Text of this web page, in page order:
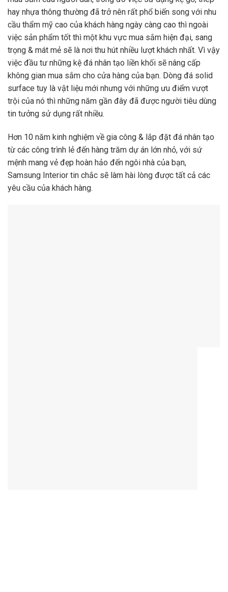
hay nhựa thông thường đã trở nên rất phổ biến song với nhu
cầu thẩm mỹ cao của khách hàng ngày càng cao thì ngoài
việc sản phẩm tốt thì một khu vực mua sắm hiện đại, sang
trọng & mát mẻ sẽ là nơi thu hút nhiều lượt khách nhất. Vì vậy
việc đầu tư những kệ đá nhân tạo liền khối sẽ nâng cấp
không gian mua sắm cho cửa hàng của bạn. Dòng đá solid
surface tuy là vật liệu mới nhưng với những ưu điểm vượt
trội của nó thì những năm gần đây đã được người tiêu dùng
tin tưởng sử dụng rất nhiều.
Hơn 10 năm kinh nghiệm về gia công & lắp đặt đá nhân tạo
từ các công trình lẻ đến hàng trăm dự án lớn nhỏ, với sứ
mệnh mang vẻ đẹp hoàn hảo đến ngôi nhà của bạn,
Samsung Interior tin chắc sẽ làm hài lòng được tất cả các
yêu cầu của khách hàng.